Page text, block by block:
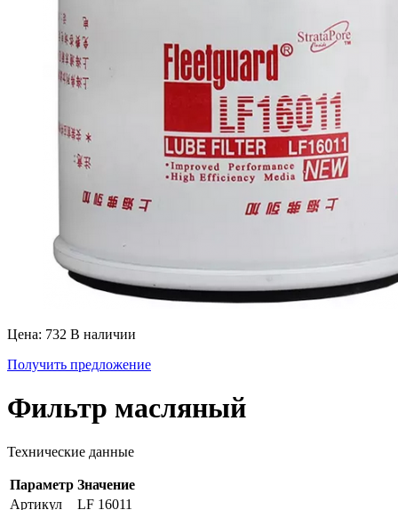
Цена: 732 В наличии
Получить предложение
Фильтр масляный
Технические данные
Параметр Значение
Артикул
LF 16011